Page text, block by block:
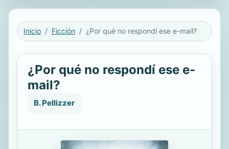
Inicio Ficción ¿Por qué no respondí ese e-mail?
¿Por qué no respondí ese e-
mail?
B. Pellizzer